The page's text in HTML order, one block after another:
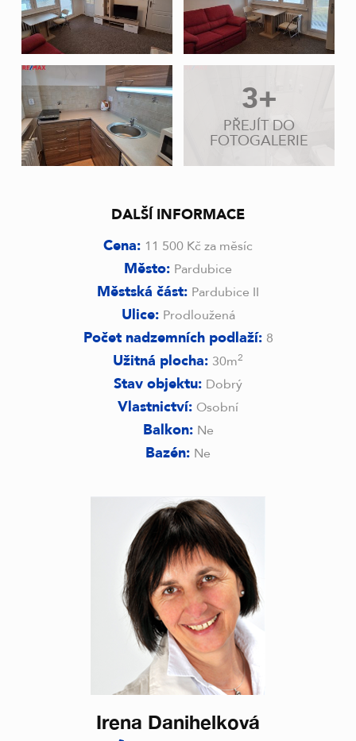
3+
PŘEJÍT DO
FOTOGALERIE
Irena Danihelková
DALŠÍ INFORMACE
Cena: 11 500 Kč za měsíc
Město: Pardubice
Městská část: Pardubice II
Ulice: Prodloužená
Počet nadzemních podlaží: 8
Užitná plocha: 30m2
Stav objektu: Dobrý
Vlastnictví: Osobní
Balkon: Ne
Bazén: Ne